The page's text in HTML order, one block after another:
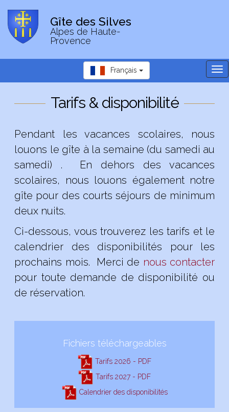
Gîte des Silves
Alpes de Haute-
Provence
Français
Tarifs & disponibilité
Pendant les vacances scolaires, nous
louons le gîte à la semaine (du samedi au
samedi) . En dehors des vacances
scolaires, nous louons également notre
gîte pour des courts séjours de minimum
deux nuits.
Ci-dessous, vous trouverez les tarifs et le
calendrier des disponibilités pour les
prochains mois. Merci de nous contacter
pour toute demande de disponibilité ou
de réservation.
Fichiers téléchargeables
Tarifs 2026 - PDF
Tarifs 2027 - PDF
Calendrier des disponibilités